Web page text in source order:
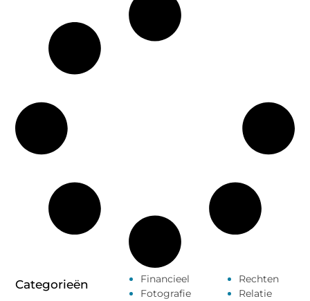
Categorieën
Financieel
Fotografie
Rechten
Relatie